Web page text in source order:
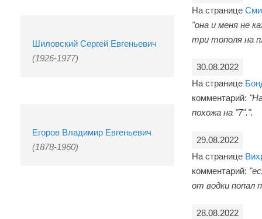
Шиловский Сергей Евгеньевич
(1926-1977)
Егоров Владимир Евгеньевич
(1878-1960)
На странице
"она и меня не
три тополя на
30.08.2022
На странице
комментарий:
похожа на "7".".
29.08.2022
На странице
комментарий:
от водки попал
28.08.2022